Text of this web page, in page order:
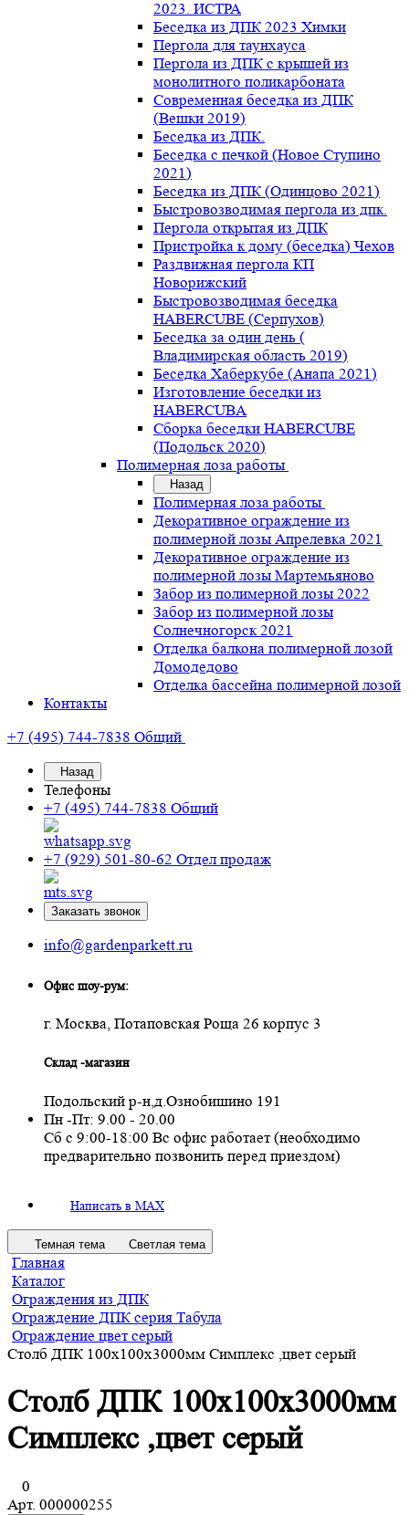
2023. ИСТРА
Беседка из ДПК 2023 Химки
Пергола для таунхауса
Пергола из ДПК с крышей из
монолитного поликарбоната
Современная беседка из ДПК
(Вешки 2019)
Беседка из ДПК.
Беседка с печкой (Новое Ступино
2021)
Беседка из ДПК (Одинцово 2021)
Быстровозводимая пергола из дпк.
Пергола открытая из ДПК
Пристройка к дому (беседка) Чехов
Раздвижная пергола КП
Новорижский
Быстровозводимая беседка
HABERCUBE (Серпухов)
Беседка за один день (
Владимирская область 2019)
Беседка Хаберкубе (Анапа 2021)
Изготовление беседки из
HABERCUBA
Сборка беседки HABERCUBE
(Подольск 2020)
Полимерная лоза работы
Назад
Полимерная лоза работы
Декоративное ограждение из
полимерной лозы Апрелевка 2021
Декоративное ограждение из
полимерной лозы Мартемьяново
Забор из полимерной лозы 2022
Забор из полимерной лозы
Солнечногорск 2021
Отделка балкона полимерной лозой
Домодедово
Отделка бассейна полимерной лозой
Контакты
+7 (495) 744-7838 Общий
Назад
Телефоны
+7 (495) 744-7838 Общий
+7 (929) 501-80-62 Отдел продаж
Заказать звонок
info@gardenparkett.ru
Офис шоу-рум:
г. Москва, Потаповская Роща 26 корпус 3
Склад -магазин
Подольский р-н,д.Ознобишино 191
Пн -Пт: 9.00 - 20.00
Сб с 9:00-18:00 Вс офис работает (необходимо
предварительно позвонить перед приездом)
Написать в MAX
Темная тема Светлая тема
Главная
Каталог
Ограждения из ДПК
Ограждение ДПК серия Табула
Ограждение цвет серый
Столб ДПК 100х100х3000мм Симплекс ,цвет серый
Столб ДПК 100х100х3000мм
Симплекс ,цвет серый
0
Арт. 000000255